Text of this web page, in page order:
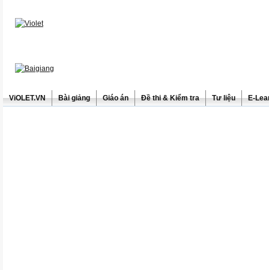
ViOLET.VN Bài giảng Giáo án Đề thi & Kiểm tra Tư liệu E-